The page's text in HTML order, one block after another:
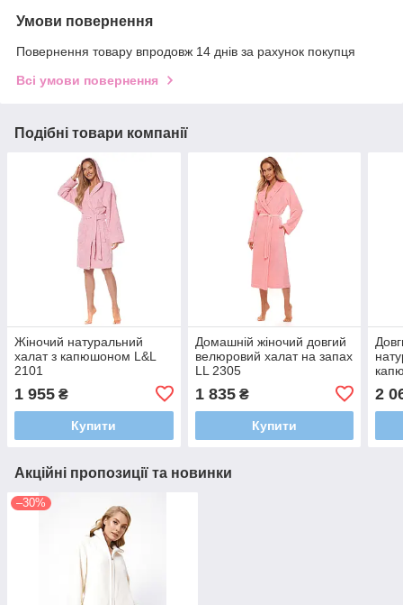
Умови повернення
Повернення товару впродовж 14 днів за рахунок покупця
Всі умови повернення
Подібні товари компанії
Жіночий натуральний
халат з капюшоном L&L
2101
1 955 ₴
Купити
Домашній жіночий довгий
велюровий халат на запах
LL 2305
1 835₴
Купити
2
Акційні пропозиції та новинки
–30%